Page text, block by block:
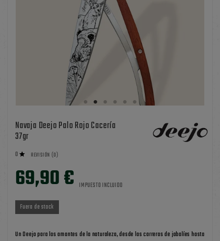
Navaja Deejo Palo Rojo Cacería
37gr
0  REVISIÓN (0)
69,90 € IMPUESTO INCLUIDO
Fuera de stock
Un Deejo para los amantes de la naturaleza, desde las carreras de jabalíes hasta